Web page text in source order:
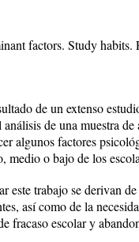
factors. Study habits.
de un extenso
de una muestra
algunos factores
o bajo de los
este trabajo se derivan
así como de la
fracaso escolar y